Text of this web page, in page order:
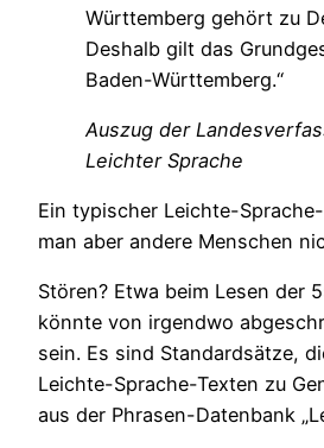
Württemberg gehört zu
Deshalb gilt das
Baden-Württemberg.“
Auszug der
Leichter Sprache
Ein typischer Leichte-
man aber andere Menschen
Stören? Etwa beim Lesen der
könnte von irgendwo
sein. Es sind Standardsätze,
Leichte-Sprache-Texten zu
aus der Phrasen-Datenbank